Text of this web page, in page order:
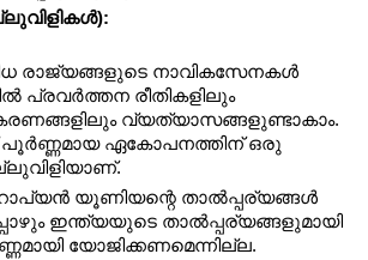
രാജ്യങ്ങളുടെ നാവികസേനകൾ
പ്രവർത്തന രീതികളിലും
വ്യത്യാസങ്ങളുണ്ടാകാം.
ഏകോപനത്തിന് ഒരു
യൂണിയന്റെ താൽപ്പര്യങ്ങൾ
ഇന്ത്യയുടെ താൽപ്പര്യങ്ങളുമായി
യോജിക്കണമെന്നില്ല.